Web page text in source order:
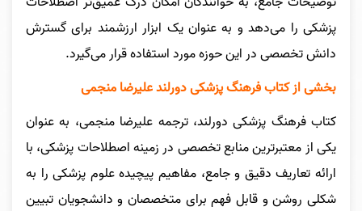
پزشکی را می‌دهد و به عنوان یک ابزار ارزشمند برای گسترش
دانش تخصصی در این حوزه مورد استفاده قرار می‌گیرد.
بخشی از کتاب فرهنگ پزشکی دورلند علیرضا منجمی
کتاب فرهنگ پزشکی دورلند، ترجمه علیرضا منجمی، به عنوان
یکی از معتبرترین منابع تخصصی در زمینه اصطلاحات پزشکی، با
ارائه تعاریف دقیق و جامع، مفاهیم پیچیده علوم پزشکی را به
شکلی روشن و قابل فهم برای متخصصان و دانشجویان تبیین